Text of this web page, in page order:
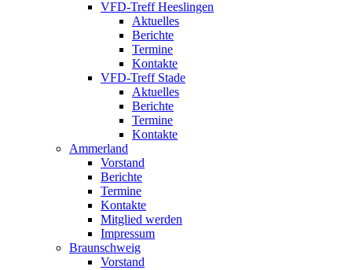
VFD-Treff Heeslingen
Aktuelles
Berichte
Termine
Kontakte
VFD-Treff Stade
Aktuelles
Berichte
Termine
Kontakte
Ammerland
Vorstand
Berichte
Termine
Kontakte
Mitglied werden
Impressum
Braunschweig
Vorstand